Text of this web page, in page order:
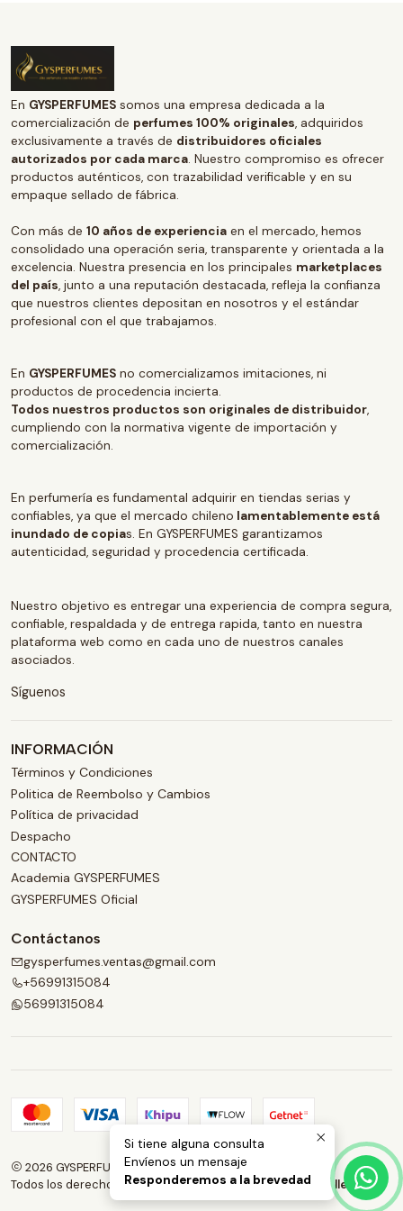
En GYSPERFUMES somos una empresa dedicada a la
comercialización de perfumes 100% originales, adquiridos
exclusivamente a través de distribuidores oficiales
autorizados por cada marca. Nuestro compromiso es ofrecer
productos auténticos, con trazabilidad verificable y en su
empaque sellado de fábrica.
Con más de 10 años de experiencia en el mercado, hemos
consolidado una operación seria, transparente y orientada a la
excelencia. Nuestra presencia en los principales marketplaces
del país, junto a una reputación destacada, refleja la confianza
que nuestros clientes depositan en nosotros y el estándar
profesional con el que trabajamos.
En GYSPERFUMES no comercializamos imitaciones, ni
productos de procedencia incierta.
Todos nuestros productos son originales de distribuidor,
cumpliendo con la normativa vigente de importación y
comercialización.
En perfumería es fundamental adquirir en tiendas serias y
confiables, ya que el mercado chileno lamentablemente está
inundado de copias. En GYSPERFUMES garantizamos
autenticidad, seguridad y procedencia certificada.
Nuestro objetivo es entregar una experiencia de compra segura,
confiable, respaldada y de entrega rapida, tanto en nuestra
plataforma web como en cada uno de nuestros canales
asociados.
Síguenos
INFORMACIÓN
Términos y Condiciones
Politica de Reembolso y Cambios
Política de privacidad
Despacho
CONTACTO
Academia GYSPERFUMES
GYSPERFUMES Oficial
Contáctanos
gysperfumes.ventas@gmail.com
+56991315084
56991315084
2026 GYSPERFUMES.
Todos los derechos reservados.Desarrollado por Jumpseller
Si tiene alguna consulta
Envíenos un mensaje
Responderemos a la brevedad